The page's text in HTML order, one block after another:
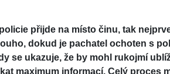
přijde na místo činu, tak
dokud je pachatel ochoten s
se ukazuje, že by mohl rukojmí
maximum informací. Celý proces